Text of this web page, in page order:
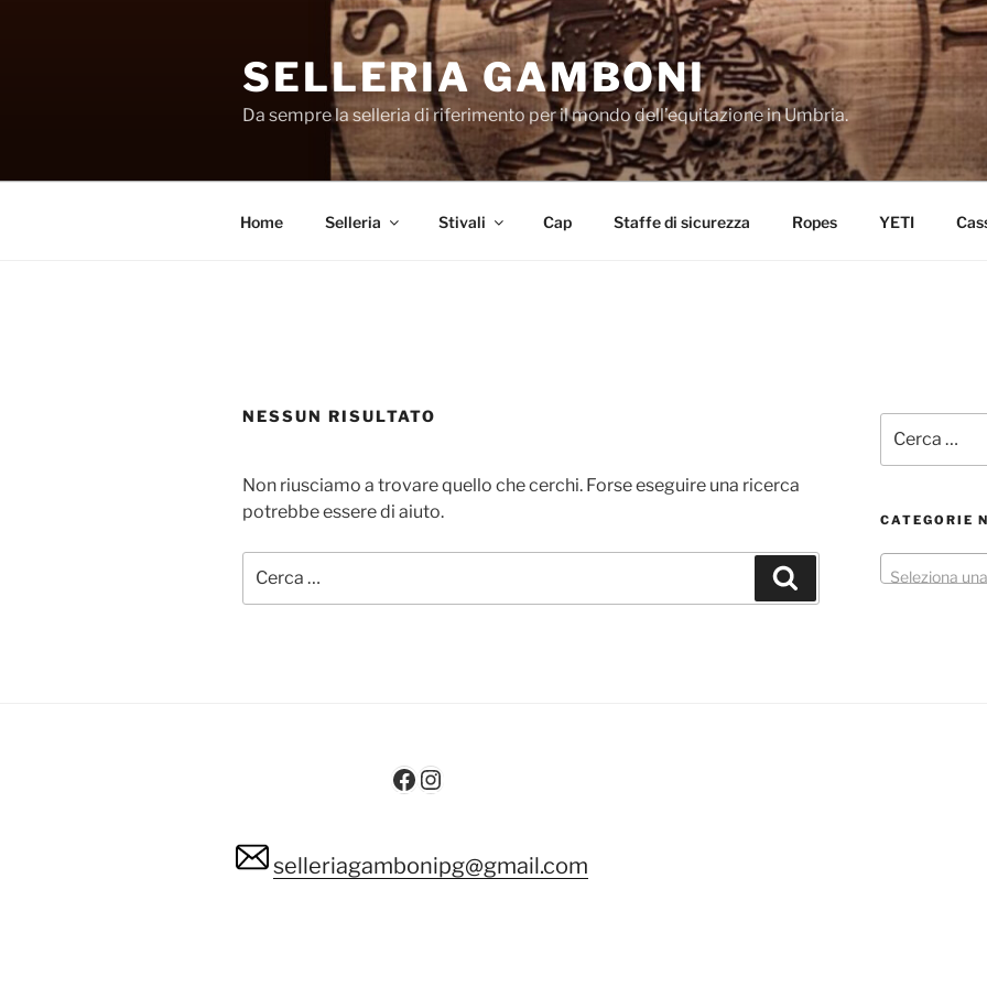
SELLERIA GAMBONI
Da sempre la selleria di riferimento per il mondo dell’equitazione in Umbria.
Home Selleria Stivali Cap Staffe di sicurezza Ropes YETI
NESSUN RISULTATO
Non riusciamo a trovare quello che cerchi. Forse eseguire una ricerca
potrebbe essere di aiuto.
CATEGORIE
Seleziona
Facebook
Instagram
selleriagambonipg@gmail.com